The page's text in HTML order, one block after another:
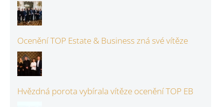
Ocenění TOP Estate & Business zná své vítěze
Hvězdná porota vybírala vítěze ocenění TOP EB